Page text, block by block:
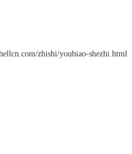
zhishi/youbiao-shezhi.html